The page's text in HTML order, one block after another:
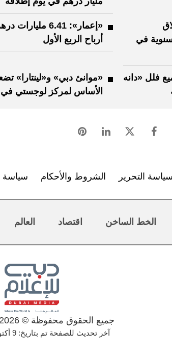
في
«إعمار»: 6.41
أرباح الربع الأول
فلل «دانه
«موانئ دبي» و«لينتارا»
الأساس لمركز لوجستي في
سياسة التحرير الشروط والأحكام سياسة
الخط الساخن اقتصاد العالم
جميع الحقوق محفوظة © 2026 مؤسسة دبي
آخر تحديث للصفحة تم بتاريخ: 9 أكتوبر 2022 19:06